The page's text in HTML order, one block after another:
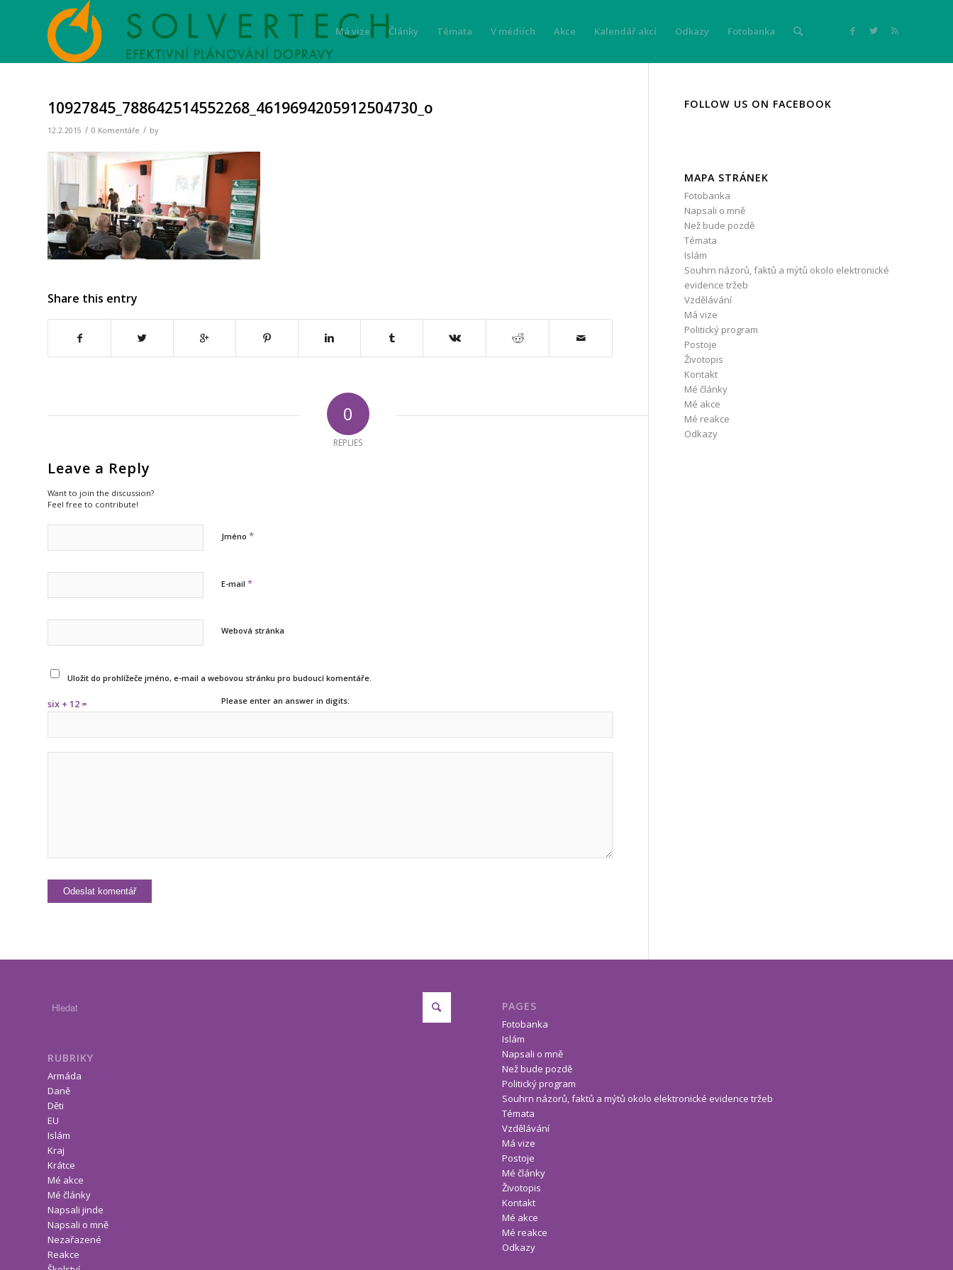
Má vize Články Témata V médiích Akce Kalendář akcí Odkazy Fotobanka
10927845_788642514552268_4619694205912504730_o
12.2.2015 / 0 Komentáře / by
Share this entry
0
REPLIES
Leave a Reply
Want to join the discussion?
Feel free to contribute!
Jméno *
E-mail *
Webová stránka
Uložit do prohlížeče jméno, e-mail a webovou stránku pro budoucí komentáře.
Please enter an answer in digits:
six + 12 =
FOLLOW US ON FACEBOOK
MAPA STRÁNEK
Fotobanka
Napsali o mně
Než bude pozdě
Témata
Islám
Souhrn názorů, faktů a mýtů okolo elektronické
evidence tržeb
Vzdělávání
Má vize
Politický program
Postoje
Životopis
Kontakt
Mé články
Mé akce
Mé reakce
Odkazy
RUBRIKY
Armáda
Daně
Děti
EU
Islám
Kraj
Krátce
Mé akce
Mé články
Napsali jinde
Napsali o mně
Nezařazené
Reakce
PAGES
Fotobanka
Islám
Napsali o mně
Než bude pozdě
Politický program
Souhrn názorů, faktů a mýtů okolo elektronické evidence tržeb
Témata
Vzdělávání
Má vize
Postoje
Mé články
Životopis
Kontakt
Mé akce
Mé reakce
Odkazy